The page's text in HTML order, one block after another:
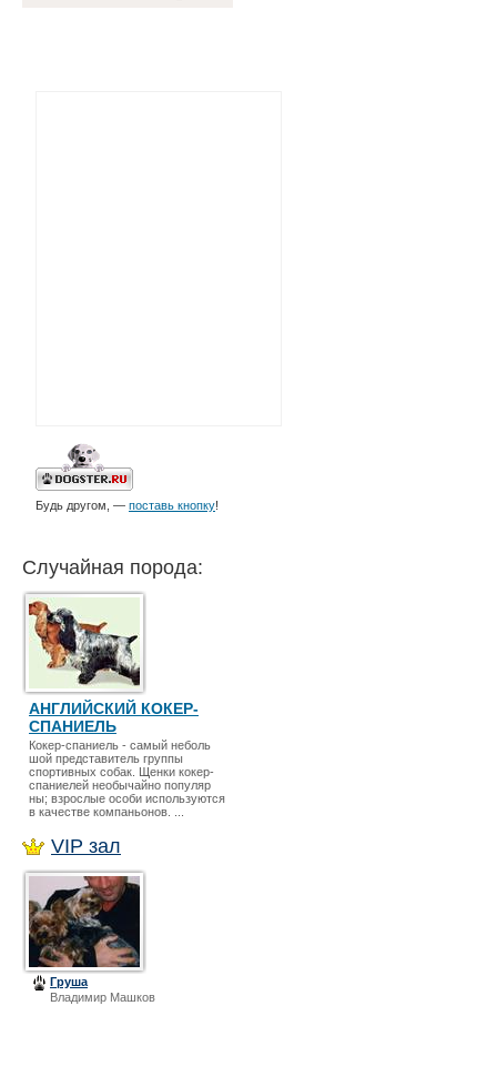
Будь другом, — поставь кнопку!
Случайная порода:
АНГЛИЙСКИЙ КОКЕР-
СПАНИЕЛЬ
Кокер-спаниель - самый неболь
шой представитель группы
спортивных собак. Щенки кокер-
спаниелей необычайно популяр
ны; взрослые особи используются
в качестве компаньонов. ...
VIP зал
Груша
Владимир Машков